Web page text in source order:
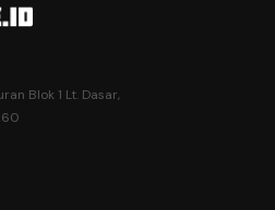
Blok 1 Lt. Dasar,